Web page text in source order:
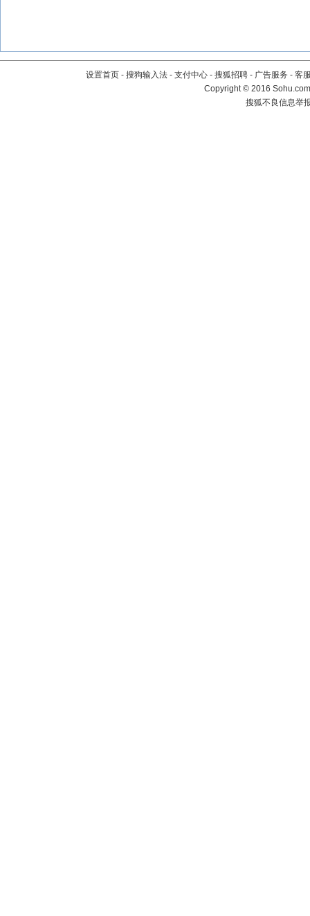
设置首页 - 搜狗输入法 - 支付中心 - 搜狐招聘 - 广告服务 - 客
Copyright©2016
搜狐不良信息举